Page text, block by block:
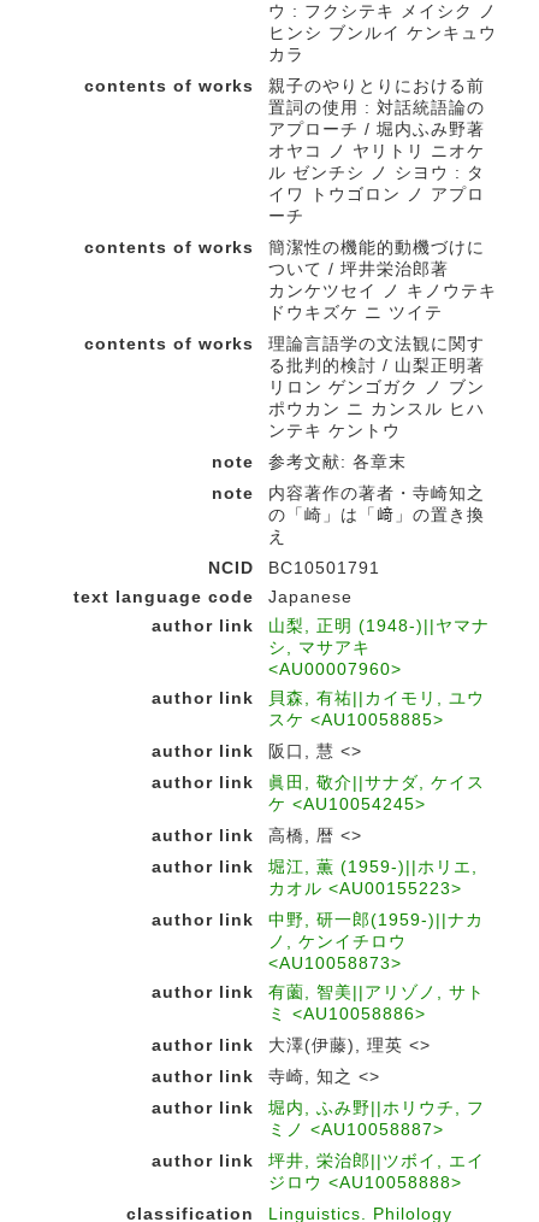
ウ : フクシテキ メイシク ノ
ヒンシ ブンルイ ケンキュウ
カラ
contents of works
親子のやりとりにおける前
置詞の使用 : 対話統語論の
アプローチ / 堀内ふみ野著
オヤコ ノ ヤリトリ ニオケ
ル ゼンチシ ノ シヨウ : タ
イワ トウゴロン ノ アプロ
ーチ
contents of works
簡潔性の機能的動機づけに
ついて / 坪井栄治郎著
カンケツセイ ノ キノウテキ
ドウキズケ ニ ツイテ
contents of works
理論言語学の文法観に関す
る批判的検討 / 山梨正明著
リロン ゲンゴガク ノ ブン
ポウカン ニ カンスル ヒハ
ンテキ ケントウ
note
参考文献: 各章末
note
内容著作の著者・寺崎知之
の「崎」は「﨑」の置き換
え
NCID
BC10501791
text language code
Japanese
author link
山梨, 正明 (1948-)||ヤマナ
シ, マサアキ
<AU00007960>
author link
貝森, 有祐||カイモリ, ユウ
スケ <AU10058885>
author link
阪口, 慧 <>
author link
眞田, 敬介||サナダ, ケイス
ケ <AU10054245>
author link
高橋, 暦 <>
author link
堀江, 薫 (1959-)||ホリエ,
カオル <AU00155223>
author link
中野, 研一郎(1959-)||ナカ
ノ, ケンイチロウ
<AU10058873>
author link
有薗, 智美||アリゾノ, サト
ミ <AU10058886>
author link
大澤(伊藤), 理英 <>
author link
寺崎, 知之 <>
author link
堀内, ふみ野||ホリウチ, フ
ミノ <AU10058887>
author link
坪井, 栄治郎||ツボイ, エイ
ジロウ <AU10058888>
classification
Linguistics. Philology